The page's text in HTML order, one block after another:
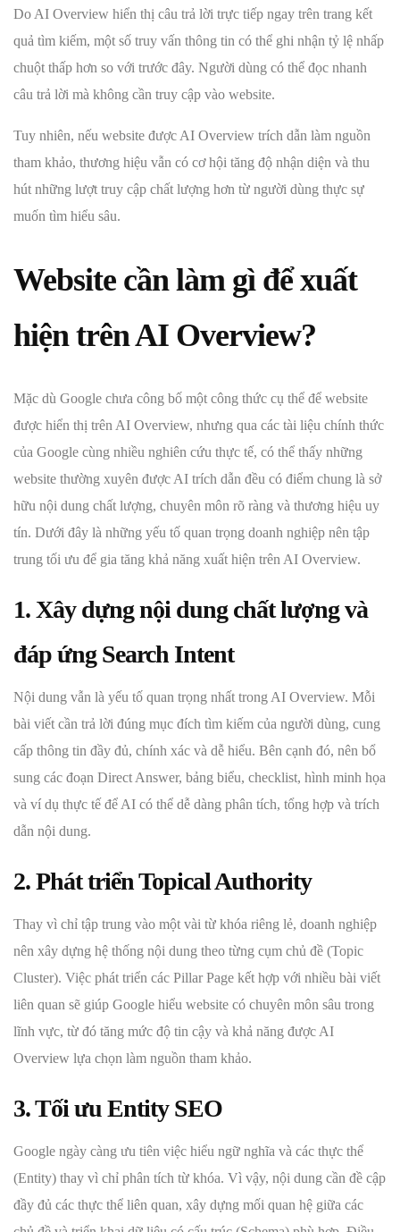
Do AI Overview hiển thị câu trả lời trực tiếp ngay trên trang kết
quả tìm kiếm, một số truy vấn thông tin có thể ghi nhận tỷ lệ nhấp
chuột thấp hơn so với trước đây. Người dùng có thể đọc nhanh
câu trả lời mà không cần truy cập vào website.
Tuy nhiên, nếu website được AI Overview trích dẫn làm nguồn
tham khảo, thương hiệu vẫn có cơ hội tăng độ nhận diện và thu
hút những lượt truy cập chất lượng hơn từ người dùng thực sự
muốn tìm hiểu sâu.
Website cần làm gì để xuất
hiện trên AI Overview?
Mặc dù Google chưa công bố một công thức cụ thể để website
được hiển thị trên AI Overview, nhưng qua các tài liệu chính thức
của Google cùng nhiều nghiên cứu thực tế, có thể thấy những
website thường xuyên được AI trích dẫn đều có điểm chung là sở
hữu nội dung chất lượng, chuyên môn rõ ràng và thương hiệu uy
tín. Dưới đây là những yếu tố quan trọng doanh nghiệp nên tập
trung tối ưu để gia tăng khả năng xuất hiện trên AI Overview.
1. Xây dựng nội dung chất lượng và
đáp ứng Search Intent
Nội dung vẫn là yếu tố quan trọng nhất trong AI Overview. Mỗi
bài viết cần trả lời đúng mục đích tìm kiếm của người dùng, cung
cấp thông tin đầy đủ, chính xác và dễ hiểu. Bên cạnh đó, nên bổ
sung các đoạn Direct Answer, bảng biểu, checklist, hình minh họa
và ví dụ thực tế để AI có thể dễ dàng phân tích, tổng hợp và trích
dẫn nội dung.
2. Phát triển Topical Authority
Thay vì chỉ tập trung vào một vài từ khóa riêng lẻ, doanh nghiệp
nên xây dựng hệ thống nội dung theo từng cụm chủ đề (Topic
Cluster). Việc phát triển các Pillar Page kết hợp với nhiều bài viết
liên quan sẽ giúp Google hiểu website có chuyên môn sâu trong
lĩnh vực, từ đó tăng mức độ tin cậy và khả năng được AI
Overview lựa chọn làm nguồn tham khảo.
3. Tối ưu Entity SEO
Google ngày càng ưu tiên việc hiểu ngữ nghĩa và các thực thể
(Entity) thay vì chỉ phân tích từ khóa. Vì vậy, nội dung cần đề cập
đầy đủ các thực thể liên quan, xây dựng mối quan hệ giữa các